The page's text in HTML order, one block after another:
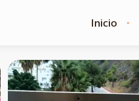
Inicio